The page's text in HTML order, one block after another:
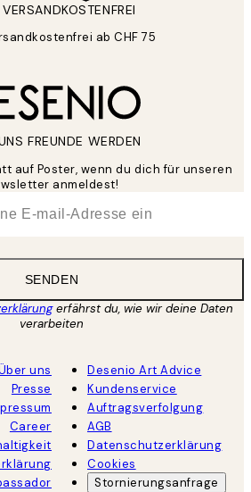
VERSANDKOSTENFREI
ab CHF 75
FREUNDE WERDEN
auf Poster, wenn du dich für unseren
anmeldest!
SENDEN
erfährst du, wie wir deine Daten
verarbeiten
uns
Presse
Career
Desenio Art Advice
Kundenservice
Auftragsverfolgung
AGB
Datenschutzerklärung
Cookies
Stornierungsanfrage